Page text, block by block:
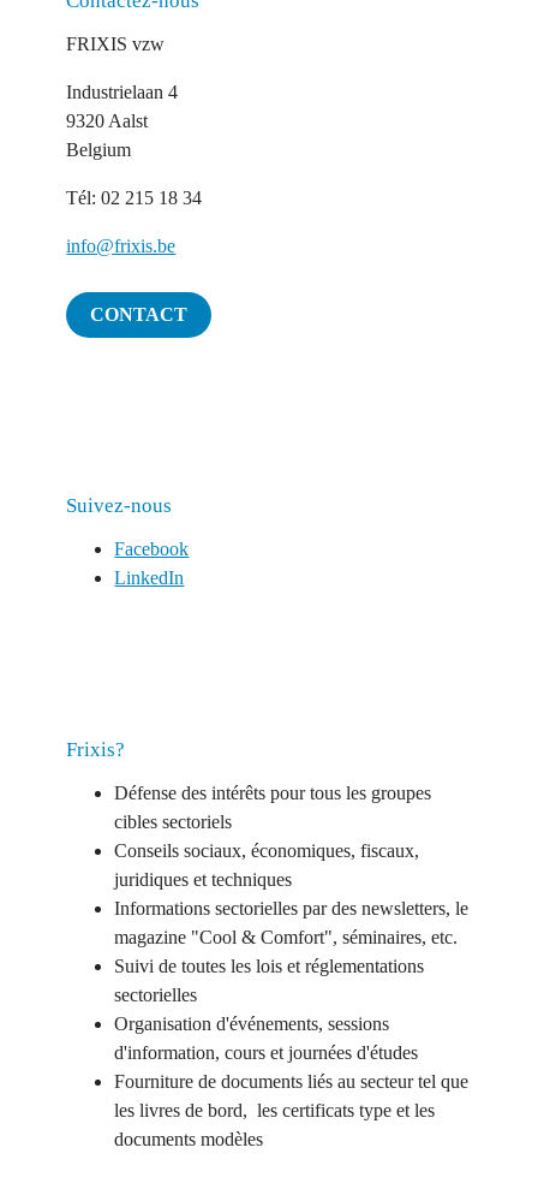
FRIXIS vzw
Industrielaan 4
9320 Aalst
Belgium
Tél: 02 215 18 34
info@frixis.be
CONTACT
Suivez-nous
Facebook
LinkedIn
Frixis?
​​Défense des intérêts pour tous les groupes
cibles sectoriels
​Conseils sociaux, économiques, fiscaux,
juridiques et techniques
Informations sectorielles par des newsletters, le
magazine "Cool & Comfort", séminaires, etc.
Suivi de toutes les lois et réglementations
sectorielles
Organisation d'événements, sessions
d'information, cours et journées d'études
Fourniture de documents liés au secteur tel que
les livres de bord, les certificats type et les
documents modèles